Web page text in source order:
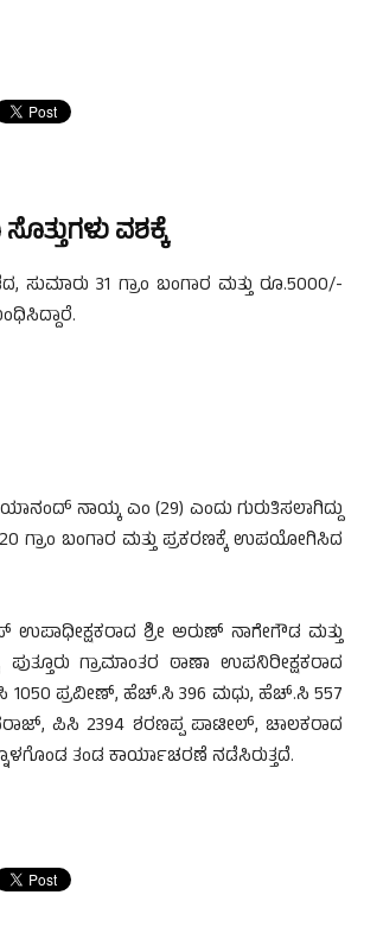
ವಶಕ್ಕೆ
31 ಗ್ರಾಂ ಬಂಗಾರ ಮತ್ತು ರೂ.5000/-
ನಾಯ್ಕ ಎಂ (29) ಎಂದು ಗುರುತಿಸಲಾಗಿದ್ದು
ಗ್ರಾಂ ಬಂಗಾರ ಮತ್ತು ಪ್ರಕರಣಕ್ಕೆ ಉಪಯೋಗಿಸಿದ
ಶ್ರೀ ಅರುಣ್ ನಾಗೇಗೌಡ ಮತ್ತು
ಗ್ರಾಮಾಂತರ ಠಾಣಾ ಉಪನಿರೀಕ್ಷಕರಾದ
ಪ್ರವೀಣ್, ಹೆಚ್.ಸಿ 396 ಮಧು, ಹೆಚ್.ಸಿ 557
ಪಿಸಿ 2394 ಶರಣಪ್ಪ ಪಾಟೀಲ್, ಚಾಲಕರಾದ
ತಂಡ ಕಾರ್ಯಾಚರಣೆ ನಡೆಸಿರುತ್ತದೆ.